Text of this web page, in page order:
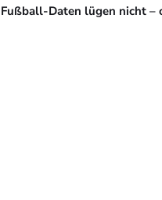
Fußball-Daten lügen nicht –